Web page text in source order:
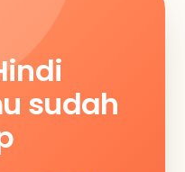
sudah